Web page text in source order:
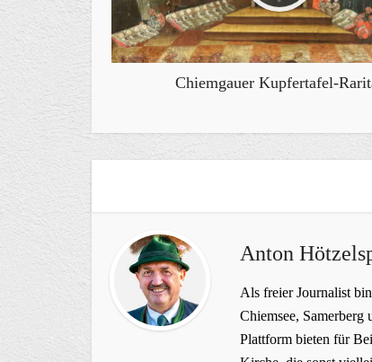
Chiemgauer Kupfertafel-
Anton
Als freier Journalist
Chiemsee, Samerberg
Plattform bieten für